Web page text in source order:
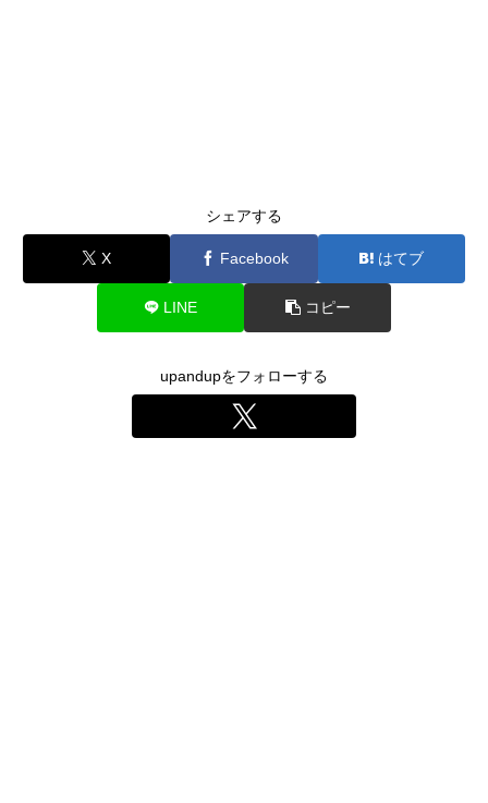
シェアする
X Facebook はてブ
LINE コピー
upandupをフォローする